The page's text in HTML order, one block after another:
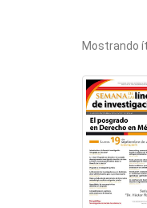
Mostrando